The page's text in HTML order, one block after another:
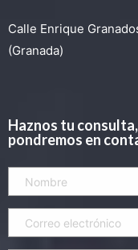
Calle Enrique
(Granada)
Haznos tu
pondremos en